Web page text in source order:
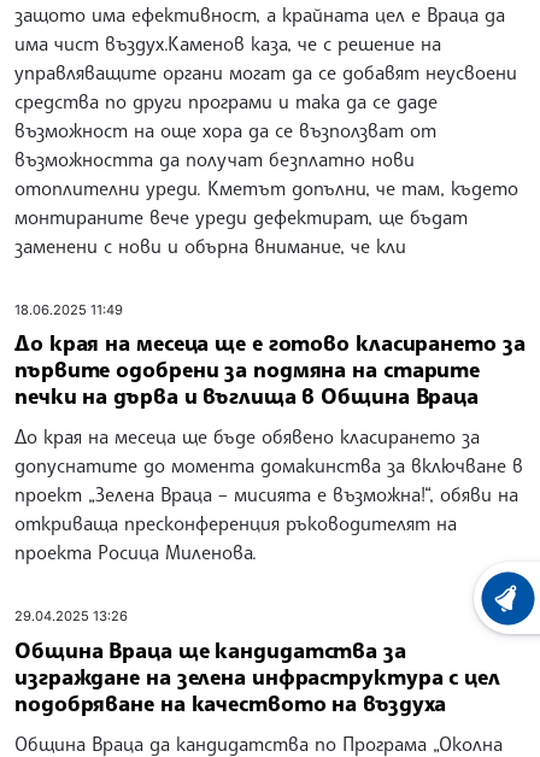
защото има ефективност, а крайната цел е Враца да
има чист въздух.Каменов каза, че с решение на
управляващите органи могат да се добавят неусвоени
средства по други програми и така да се даде
възможност на още хора да се възползват от
възможността да получат безплатно нови
отоплителни уреди. Кметът допълни, че там, където
монтираните вече уреди дефектират, ще бъдат
заменени с нови и обърна внимание, че кли
18.06.2025 11:49
До края на месеца ще е готово класирането за
първите одобрени за подмяна на старите
печки на дърва и въглища в Община Враца
До края на месеца ще бъде обявено класирането за
допуснатите до момента домакинства за включване в
проект „Зелена Враца – мисията е възможна!“, обяви на
откриваща пресконференция ръководителят на
проекта Росица Миленова.
29.04.2025 13:26
Община Враца ще кандидатства за
изграждане на зелена инфраструктура с цел
подобряване на качеството на въздуха
Община Враца да кандидатства по Програма „Околна